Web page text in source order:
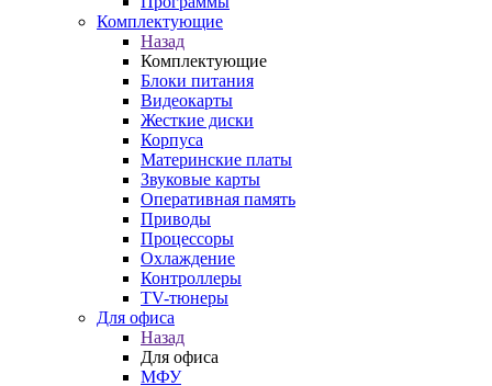
Комплектующие
Назад
Комплектующие
Блоки питания
Видеокарты
Жесткие диски
Корпуса
Материнские платы
Звуковые карты
Оперативная память
Приводы
Процессоры
Охлаждение
Контроллеры
TV-тюнеры
Для офиса
Назад
Для офиса
МФУ